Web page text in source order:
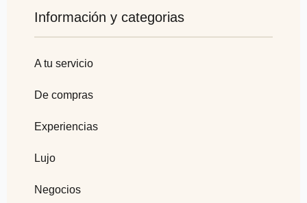
Información y categorias
A tu servicio
De compras
Experiencias
Lujo
Negocios